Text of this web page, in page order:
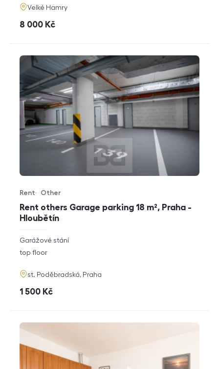
adresa
Velké Hamry
cena
8 000 Kč
Rent others Garage parking 18 m², Praha -
Hloubětín
Offer type
Rent
Property type
Other
rozměry
disposition
Garážové stání
funkce
top floor
adresa
st. Poděbradská, Praha
cena
1 500 Kč